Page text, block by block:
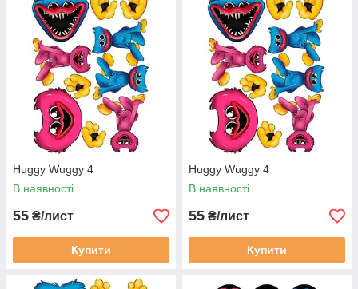
Huggy Wuggy 4
В наявності
55 ₴/лист
Купити
Huggy Wuggy 4
В наявності
55 ₴/лист
Купити